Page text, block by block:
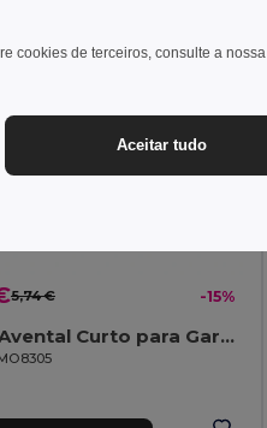
5,74 € -15%
JARED Avental Curto para Garçom 195g/m² Poliéster Algodão
cookies de terceiros, consulte a nossa
Aceitar tudo